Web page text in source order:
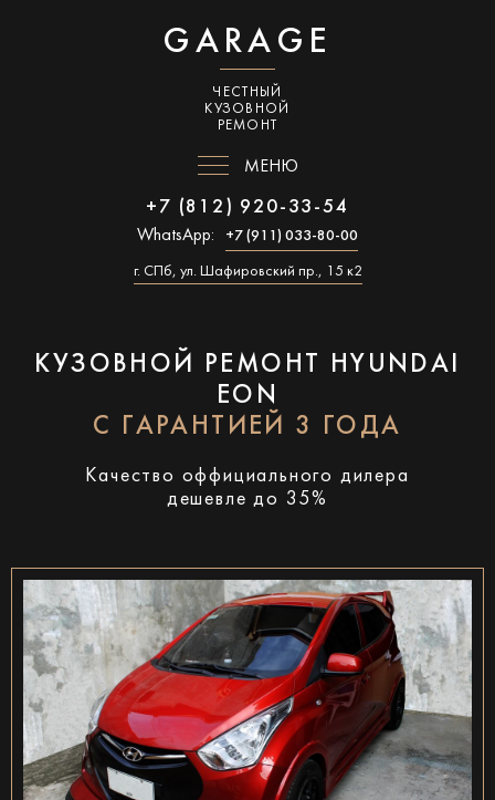
GARAGE
ЧЕСТНЫЙ
КУЗОВНОЙ
РЕМОНТ
МЕНЮ
+7 (812) 920-33-54
WhatsApp: +7 (911) 033-80-00
г. СПб, ул. Шафировский пр., 15 к2
КУЗОВНОЙ РЕМОНТ HYUNDAI
EON
С ГАРАНТИЕЙ 3 ГОДА
Качество оффициального дилера
дешевле до 35%